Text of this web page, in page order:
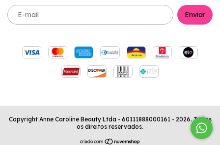
Copyright Anne Caroline Beauty Ltda - 60111888000161 - 2026. Todos
os direitos reservados.